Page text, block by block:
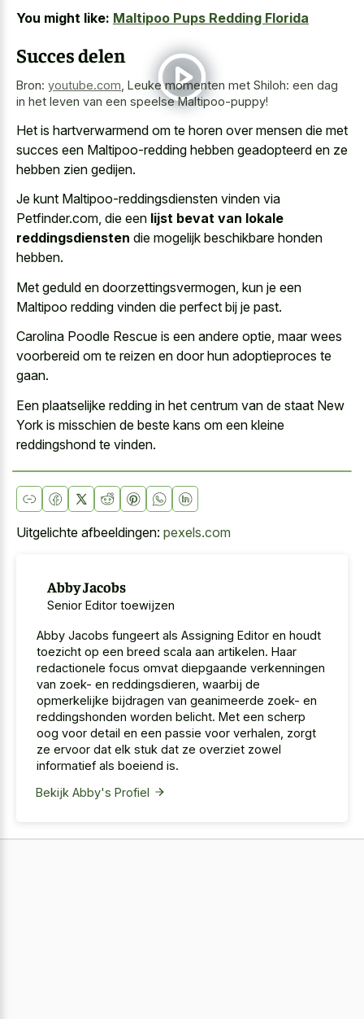
You might like: Maltipoo Pups Redding Florida
Succes delen
Bron: youtube.com Leuke momenten met Shiloh: een dag
in het leven van een speelse Maltipoo-puppy!
Het is hartverwarmend om te horen over mensen die met
succes een Maltipoo-redding hebben geadopteerd en ze
hebben zien gedijen.
Je kunt Maltipoo-reddingsdiensten vinden via
Petfinder.com, die een lijst bevat van lokale
reddingsdiensten die mogelijk beschikbare honden
hebben.
Met geduld en doorzettingsvermogen, kun je een
Maltipoo redding vinden die perfect bij je past.
Carolina Poodle Rescue is een andere optie, maar wees
voorbereid om te reizen en door hun adoptieproces te
gaan.
Een plaatselijke redding in het centrum van de staat New
York is misschien de beste kans om een kleine
reddingshond te vinden.
Uitgelichte afbeeldingen: pexels.com
Abby Jacobs
Senior Editor toewijzen
Abby Jacobs fungeert als Assigning Editor en houdt
toezicht op een breed scala aan artikelen. Haar
redactionele focus omvat diepgaande verkenningen
van zoek- en reddingsdieren, waarbij de
opmerkelijke bijdragen van geanimeerde zoek- en
reddingshonden worden belicht. Met een scherp
oog voor detail en een passie voor verhalen, zorgt
ze ervoor dat elk stuk dat ze overziet zowel
informatief als boeiend is.
Bekijk Abby's Profiel